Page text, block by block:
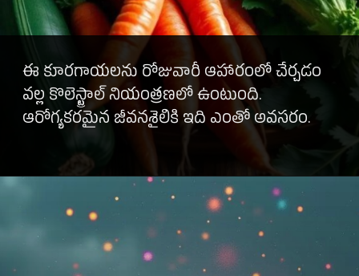
ఈ కూరగాయలను రోజువారీ ఆహారంలో చేర్చడం
వల్ల కొలెస్ట్రాల్ నియంత్రణలో ఉంటుంది.
ఆరోగ్యకరమైన జీవనశైలికి ఇది ఎంతో అవసరం.